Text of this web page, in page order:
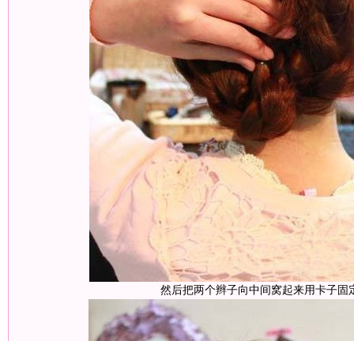
然后把两个辫子向中间窝起来用卡子固